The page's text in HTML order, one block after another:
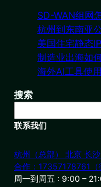
SD-WAN组网
杭州到东南亚
美国住宅静态
制造业出海如
海外AI工具使
搜索
联系我们
杭州（总部） 北京 长
合作：17357178761（
周一到周五 : 9:00 –